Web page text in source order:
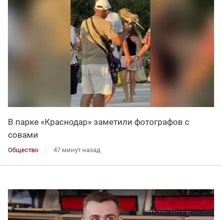
В парке «Краснодар» заметили фотографов с
совами
Общество 47 минут назад